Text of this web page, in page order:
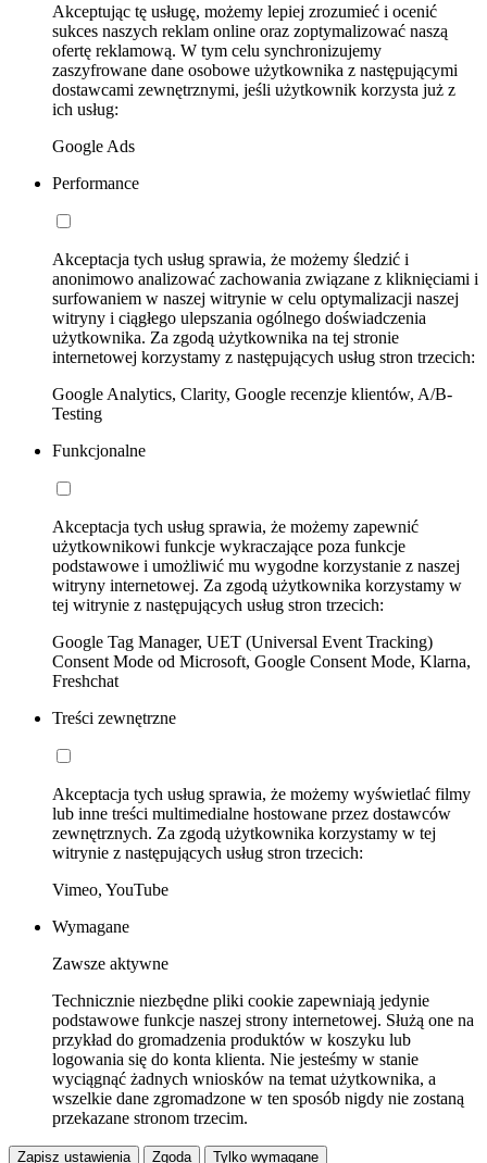
Akceptując tę usługę, możemy lepiej zrozumieć i ocenić
sukces naszych reklam online oraz zoptymalizować naszą
ofertę reklamową. W tym celu synchronizujemy
zaszyfrowane dane osobowe użytkownika z następującymi
dostawcami zewnętrznymi, jeśli użytkownik korzysta już z
ich usług:
Google Ads
Performance
Akceptacja tych usług sprawia, że możemy śledzić i
anonimowo analizować zachowania związane z kliknięciami i
surfowaniem w naszej witrynie w celu optymalizacji naszej
witryny i ciągłego ulepszania ogólnego doświadczenia
użytkownika. Za zgodą użytkownika na tej stronie
internetowej korzystamy z następujących usług stron trzecich:
Google Analytics, Clarity, Google recenzje klientów, A/B-
Testing
Funkcjonalne
Akceptacja tych usług sprawia, że możemy zapewnić
użytkownikowi funkcje wykraczające poza funkcje
podstawowe i umożliwić mu wygodne korzystanie z naszej
witryny internetowej. Za zgodą użytkownika korzystamy w
tej witrynie z następujących usług stron trzecich:
Google Tag Manager, UET (Universal Event Tracking)
Consent Mode od Microsoft, Google Consent Mode, Klarna,
Freshchat
Treści zewnętrzne
Akceptacja tych usług sprawia, że możemy wyświetlać filmy
lub inne treści multimedialne hostowane przez dostawców
zewnętrznych. Za zgodą użytkownika korzystamy w tej
witrynie z następujących usług stron trzecich:
Vimeo, YouTube
Wymagane
Zawsze aktywne
Technicznie niezbędne pliki cookie zapewniają jedynie
podstawowe funkcje naszej strony internetowej. Służą one na
przykład do gromadzenia produktów w koszyku lub
logowania się do konta klienta. Nie jesteśmy w stanie
wyciągnąć żadnych wniosków na temat użytkownika, a
wszelkie dane zgromadzone w ten sposób nigdy nie zostaną
przekazane stronom trzecim.
Zapisz ustawienia Zgoda Tylko wymagane